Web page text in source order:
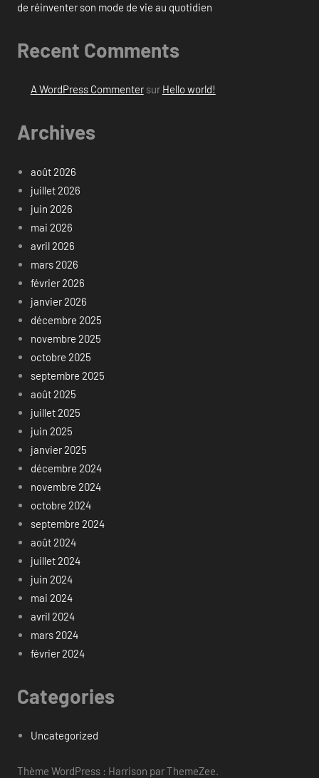
de réinventer son mode de vie au quotidien
Recent Comments
A WordPress Commentersur Hello world!
Archives
août 2026
juillet 2026
juin 2026
mai 2026
avril 2026
mars 2026
février 2026
janvier 2026
décembre 2025
novembre 2025
octobre 2025
septembre 2025
août 2025
juillet 2025
juin 2025
janvier 2025
décembre 2024
novembre 2024
octobre 2024
septembre 2024
août 2024
juillet 2024
juin 2024
mai 2024
avril 2024
mars 2024
février 2024
Categories
Uncategorized
Thème WordPress : Harrison par ThemeZee.